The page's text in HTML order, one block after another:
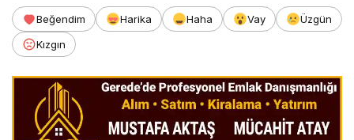
Beğendim Harika Haha Vay
Üzgün
Kızgın